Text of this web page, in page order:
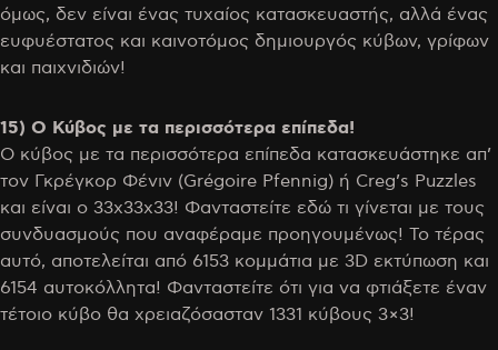
όμως, δεν είναι ένας τυχαίος κατασκευαστής, αλλά ένας
ευφυέστατος και καινοτόμος δημιουργός κύβων, γρίφων
και παιχνιδιών!
15) Ο Κύβος με τα περισσότερα επίπεδα!
Ο κύβος με τα περισσότερα επίπεδα κατασκευάστηκε απ’
τον Γκρέγκορ Φένιν (Grégoire Pfennig) ή Creg’s Puzzles
και είναι ο 33x33x33! Φανταστείτε εδώ τι γίνεται με τους
συνδυασμούς που αναφέραμε προηγουμένως! Το τέρας
αυτό, αποτελείται από 6153 κομμάτια με 3D εκτύπωση και
6154 αυτοκόλλητα! Φανταστείτε ότι για να φτιάξετε έναν
τέτοιο κύβο θα χρειαζόσασταν 1331 κύβους 3×3!